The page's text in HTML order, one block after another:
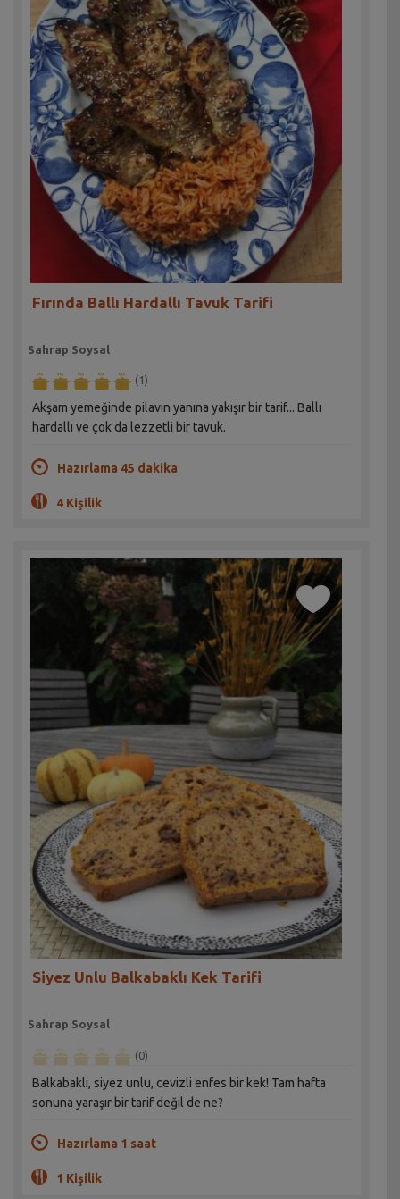
Fırında Ballı Hardallı Tavuk Tarifi
Sahrap Soysal
(1)
Akşam yemeğinde pilavın yanına yakışır bir tarif... Ballı
hardallı ve çok da lezzetli bir tavuk.
Hazırlama 45 dakika
4 Kişilik
Siyez Unlu Balkabaklı Kek Tarifi
Sahrap Soysal
(0)
Balkabaklı, siyez unlu, cevizli enfes bir kek! Tam hafta
sonuna yaraşır bir tarif değil de ne?
Hazırlama 1 saat
1 Kişilik